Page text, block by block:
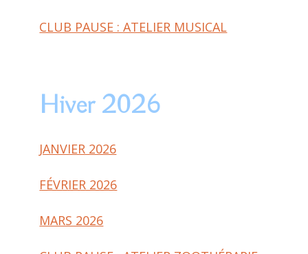
CLUB PAUSE : ATELIER MUSICAL
Hiver 2026
JANVIER 2026
FÉVRIER 2026
MARS 2026